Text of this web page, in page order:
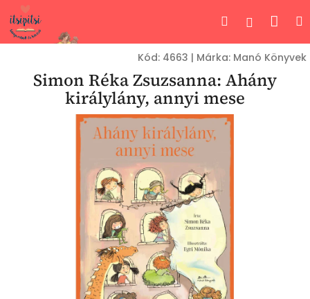
Ugrás
fő
tartalomhoz
Keresés
Kód: 4663 | Márka: Manó Könyvek
Simon Réka Zsuzsanna: Ahány
királylány, annyi mese